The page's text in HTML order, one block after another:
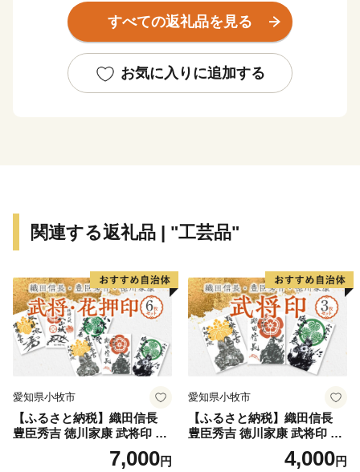
唯一の花である「あざさ」、社会福祉事業の先駆者とい
われている忍性菩薩の生誕の地など歴史と文化が香るま
地場産業では、革製品製造業、特に野球用グローブ・ス
すべての返礼品を見る
お気に入りに追加する
関連する返礼品 | "工芸品"
愛知県小牧市
【ふるさと納税】織田信長
豊臣秀吉 徳川家康 武将印 花
押印 6枚 セット イラスト 戦
国 武将 小牧山城 墨絵 龍画師
7,000円
愛知県小牧市
【ふるさと納税】織田信長
豊臣秀吉 徳川家康 武将印 3
枚 セット イラスト 戦国 武将
小牧山城 墨絵 龍画師 書道ア
4,000円